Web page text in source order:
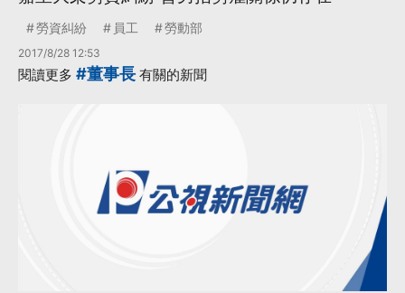
勞資糾紛 員工 勞動部
2017/8/28 12:53
閱讀更多 #董事長 有關的新聞